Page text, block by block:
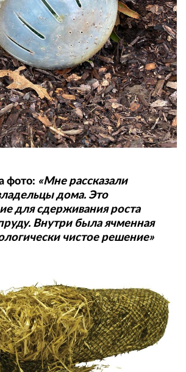
фото: «Мне рассказали
дома. Это
для сдерживания роста
Внутри была ячменная
чистое решение»